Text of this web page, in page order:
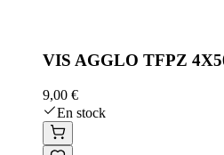
VIS AGGLO TFPZ
9,00 €
En stock